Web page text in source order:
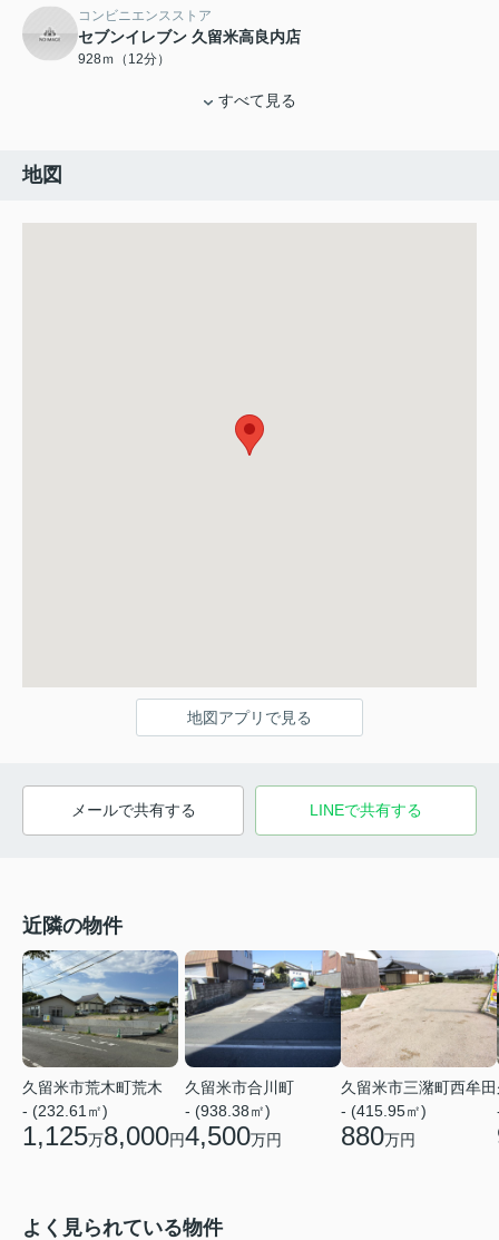
コンビニエンスストア
セブンイレブン 久留米高良内店
928ｍ（12分）
すべて見る
地図
地図アプリで見る
メールで共有する LINEで共有する
近隣の物件
久留米市荒木町荒木
- (232.61㎡)
1,125万8,000円
久留米市合川町
- (938.38㎡)
4,500万円
久留米市三潴町西牟田
- (415.95㎡)
880万円
よく見られている物件